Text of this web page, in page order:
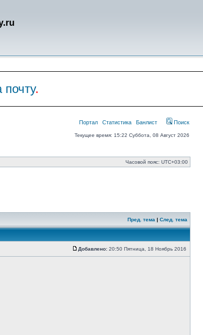
.
Портал Статистика Банлист Поиск
Текущее время: 15:22 Суббота, 08 Август 2026
Часовой пояс: UTC+03:00
Пред. тема | След. тема
Сообщение
Добавлено: 20:50 Пятница, 18 Ноябрь 2016